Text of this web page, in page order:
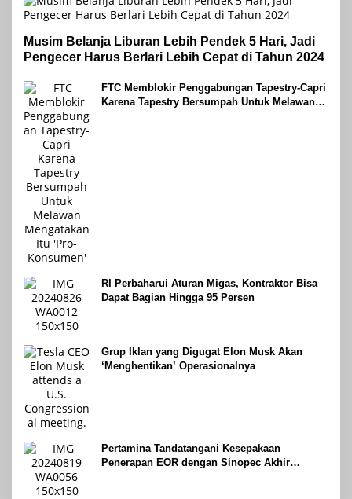
Musim Belanja Liburan Lebih Pendek 5 Hari, Jadi
Pengecer Harus Berlari Lebih Cepat di Tahun 2024
FTC Memblokir Penggabungan Tapestry-Capri
Karena Tapestry Bersumpah Untuk Melawan
RI Perbaharui Aturan Migas, Kontraktor Bisa
Dapat Bagian Hingga 95 Persen
Grup Iklan yang Digugat Elon Musk Akan
‘Menghentikan’ Operasionalnya
Pertamina Tandatangani Kesepakaan
Penerapan EOR dengan Sinopec Akhir